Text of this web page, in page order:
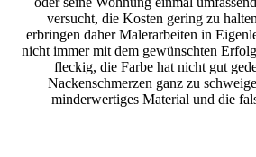
versucht, die Kosten gering zu
erbringen daher Malerarbeiten in
nicht immer mit dem gewünschten
fleckig, die Farbe hat nicht gut
Nackenschmerzen ganz zu
minderwertiges Material und die